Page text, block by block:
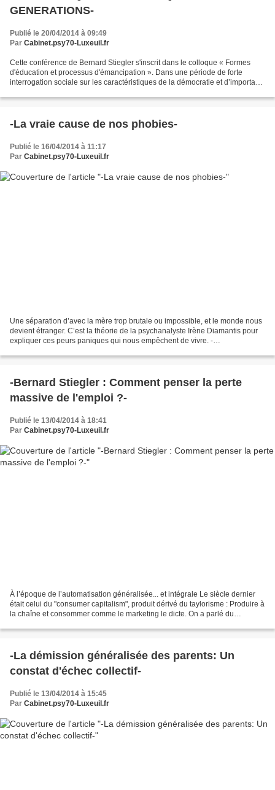
GENERATIONS-
Publié le 20/04/2014 à 09:49
Par Cabinet.psy70-Luxeuil.fr
Cette conférence de Bernard Stiegler s'inscrit dans le colloque « Formes
d'éducation et processus d'émancipation ». Dans une période de forte
interrogation sociale sur les caractéristiques de la démocratie et d’importants
-La vraie cause de nos phobies-
Publié le 16/04/2014 à 11:17
Par Cabinet.psy70-Luxeuil.fr
Une séparation d’avec la mère trop brutale ou impossible, et le monde nous
devient étranger. C’est la théorie de la psychanalyste Irène Diamantis pour
expliquer ces peurs paniques qui nous empêchent de vivre. -
-Bernard Stiegler : Comment penser la perte
massive de l'emploi ?-
Publié le 13/04/2014 à 18:41
Par Cabinet.psy70-Luxeuil.fr
À l’époque de l’automatisation généralisée... et intégrale Le siècle dernier
était celui du "consumer capitalism", produit dérivé du taylorisme : Produire à
la chaîne et consommer comme le marketing le dicte. On a parlé du
-La démission généralisée des parents: Un
constat d'échec collectif-
Publié le 13/04/2014 à 15:45
Par Cabinet.psy70-Luxeuil.fr